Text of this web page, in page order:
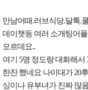
만남어때.러브식당.달톡.
데이챗등 여러 소개팅어
모르데요..
여기 5명 정도랑 대화해
한잔 했네요 나이대가 20
싱이나 유부녀가 진짜 많